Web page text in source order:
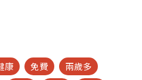
康 免費
兩歲多